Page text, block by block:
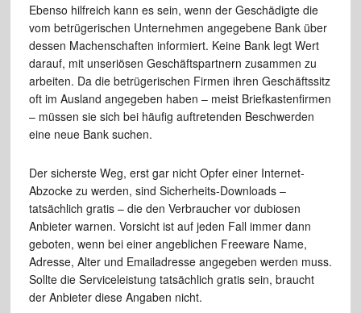
Ebenso hilfreich kann es sein, wenn der Geschädigte die
vom betrügerischen Unternehmen angegebene Bank über
dessen Machenschaften informiert. Keine Bank legt Wert
darauf, mit unseriösen Geschäftspartnern zusammen zu
arbeiten. Da die betrügerischen Firmen ihren Geschäftssitz
oft im Ausland angegeben haben – meist Briefkastenfirmen
– müssen sie sich bei häufig auftretenden Beschwerden
eine neue Bank suchen.
Der sicherste Weg, erst gar nicht Opfer einer Internet-
Abzocke zu werden, sind Sicherheits-Downloads –
tatsächlich gratis – die den Verbraucher vor dubiosen
Anbieter warnen. Vorsicht ist auf jeden Fall immer dann
geboten, wenn bei einer angeblichen Freeware Name,
Adresse, Alter und Emailadresse angegeben werden muss.
Sollte die Serviceleistung tatsächlich gratis sein, braucht
der Anbieter diese Angaben nicht.